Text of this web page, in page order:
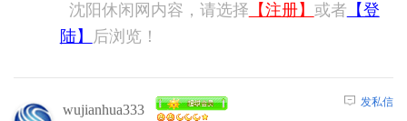
沈阳休闲网内容，请选择 【注册】 或者 【登
陆】
后浏览！
wujianhua333 发私信